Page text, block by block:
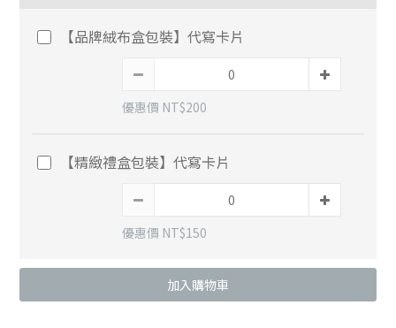
【品牌絨布盒包裝】代寫卡片
優惠價 NT$200
【精緻禮盒包裝】代寫卡片
優惠價 NT$150
加入購物車